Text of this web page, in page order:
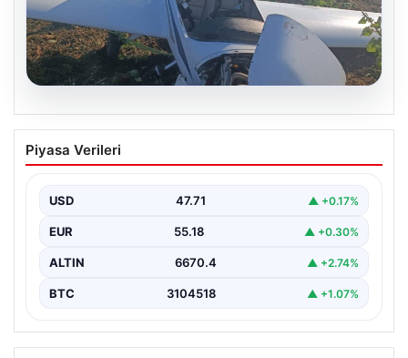
06.08.2026
Uçak sert iniş yaptı: Pilot yaralandı
Piyasa Verileri
USD 47.71 ▲ +0.17%
EUR 55.18 ▲ +0.30%
ALTIN 6670.4 ▲ +2.74%
BTC 3104518 ▲ +1.07%